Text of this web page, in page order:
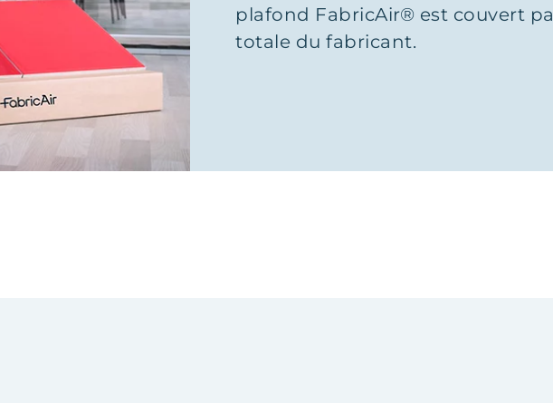
plafond FabricAir® est couvert
totale du fabricant.